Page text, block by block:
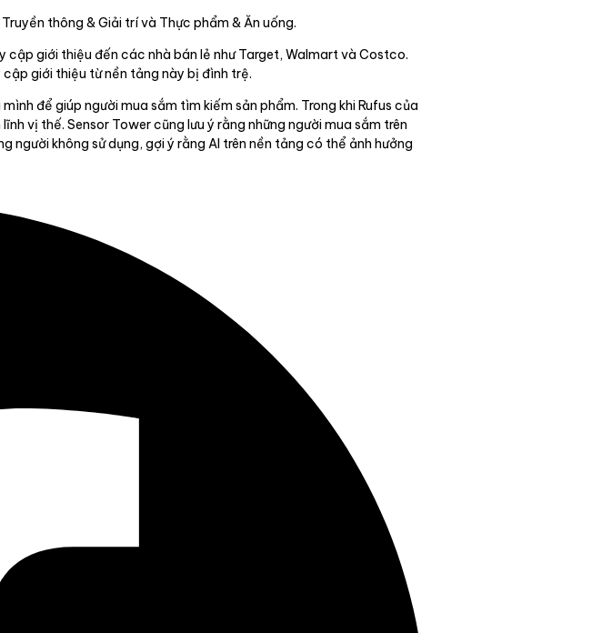
thông & Giải trí và Thực phẩm & Ăn uống.
cập giới thiệu đến các nhà bán lẻ như Target, Walmart và Costco.
giới thiệu từ nền tảng này bị đình trệ.
để giúp người mua sắm tìm kiếm sản phẩm. Trong khi Rufus của
vị thế. Sensor Tower cũng lưu ý rằng những người mua sắm trên
người không sử dụng, gợi ý rằng AI trên nền tảng có thể ảnh hưởng